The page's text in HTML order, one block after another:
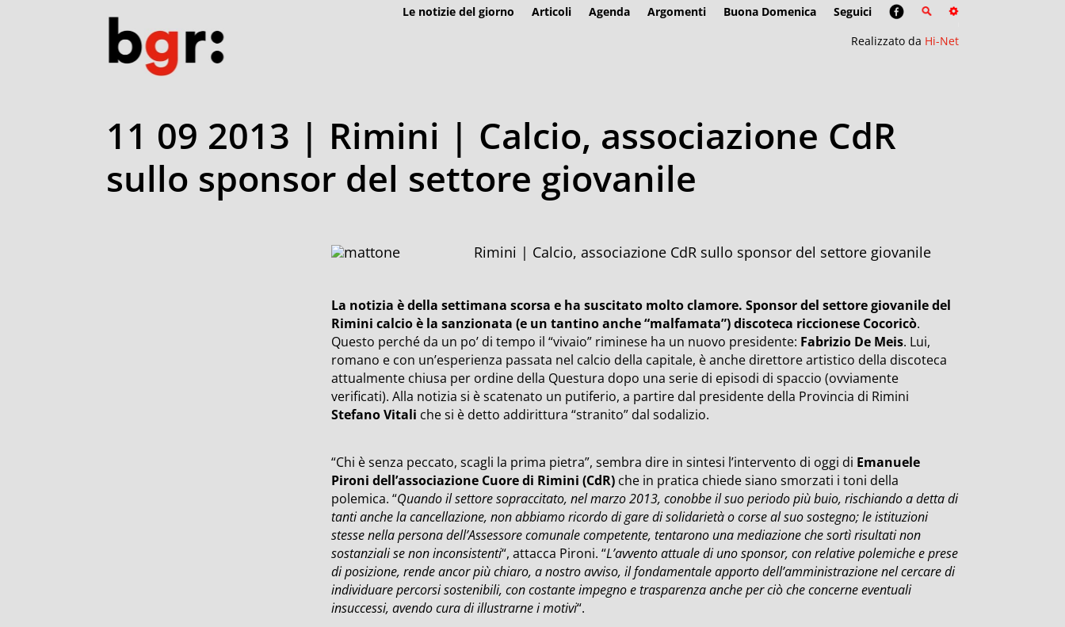
Le notizie del giorno Articoli Agenda Argomenti Buona Domenica
Seguici
Realizzato da Hi-Net
11 09 2013 | Rimini | Calcio, associazione CdR
sullo sponsor del settore giovanile
Rimini | Calcio, associazione CdR sullo sponsor del settore giovanile
La notizia è della settimana scorsa e ha suscitato molto clamore. Sponsor del settore giovanile del
Rimini calcio è la sanzionata (e un tantino anche “malfamata”) discoteca riccionese Cocoricò.
Questo perché da un po’ di tempo il “vivaio” riminese ha un nuovo presidente: Fabrizio De Meis. Lui,
romano e con un’esperienza passata nel calcio della capitale, è anche direttore artistico della discoteca
attualmente chiusa per ordine della Questura dopo una serie di episodi di spaccio (ovviamente
verificati). Alla notizia si è scatenato un putiferio, a partire dal presidente della Provincia di Rimini
Stefano Vitali che si è detto addirittura “stranito” dal sodalizio.
“Chi è senza peccato, scagli la prima pietra”, sembra dire in sintesi l’intervento di oggi di Emanuele
Pironi dell’associazione Cuore di Rimini (CdR)che in pratica chiede siano smorzati i toni della
polemica. “Quando il settore sopraccitato, nel marzo 2013, conobbe il suo periodo più buio, rischiando a detta di
tanti anche la cancellazione, non abbiamo ricordo di gare di solidarietà o corse al suo sostegno; le istituzioni
stesse nella persona dell’Assessore comunale competente, tentarono una mediazione che sortì risultati non
sostanziali se non inconsistenti“, attacca Pironi. “L’avvento attuale di uno sponsor, con relative polemiche e prese
di posizione, rende ancor più chiaro, a nostro avviso, il fondamentale apporto dell’amministrazione nel cercare di
individuare percorsi sostenibili, con costante impegno e trasparenza anche per ciò che concerne eventuali
insuccessi, avendo cura di illustrarne i motivi“.